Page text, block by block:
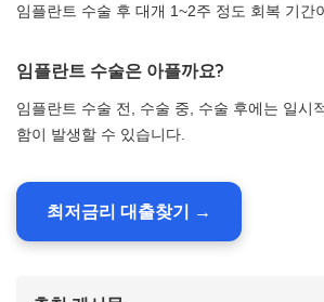
임플란트 수술 후 대개 1~2주 정도 회복 기간
임플란트 수술은 아플까요?
임플란트 수술 전, 수술 중, 수술 후에는 일시
함이 발생할 수 있습니다.
최저금리 대출찾기 →